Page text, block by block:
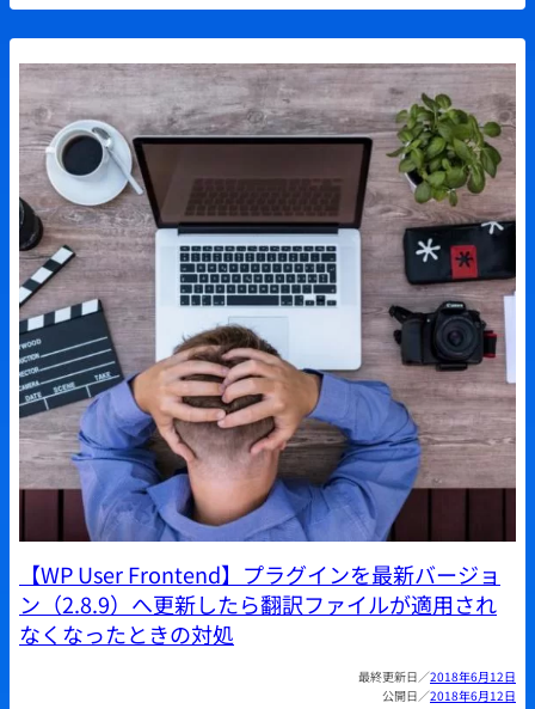
【WP User Frontend】プラグインを最新バージョ
ン（2.8.9）へ更新したら翻訳ファイルが適用され
なくなったときの対処
2018年6月12日
2018年6月12日